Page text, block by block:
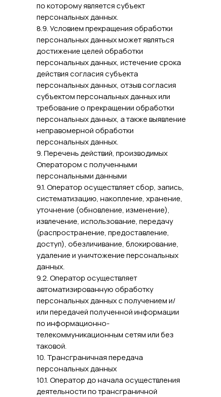
по которому является субъект
персональных данных.
8.9. Условием прекращения обработки
персональных данных может являться
достижение целей обработки
персональных данных, истечение срока
действия согласия субъекта
персональных данных, отзыв согласия
субъектом персональных данных или
требование о прекращении обработки
персональных данных, а также выявление
неправомерной обработки
персональных данных.
9. Перечень действий, производимых
Оператором с полученными
персональными данными
9.1. Оператор осуществляет сбор, запись,
систематизацию, накопление, хранение,
уточнение (обновление, изменение),
извлечение, использование, передачу
(распространение, предоставление,
доступ), обезличивание, блокирование,
удаление и уничтожение персональных
данных.
9.2. Оператор осуществляет
автоматизированную обработку
персональных данных с получением и/
или передачей полученной информации
по информационно-
телекоммуникационным сетям или без
таковой.
10. Трансграничная передача
персональных данных
10.1. Оператор до начала осуществления
деятельности по трансграничной